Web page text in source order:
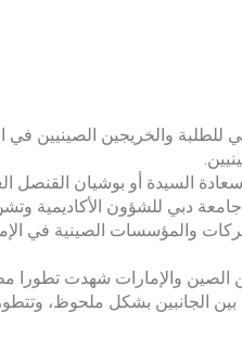
والخريجين الصينيين في
السيدة أو بوشيان القنصل
جامعة دبي للشؤون الأكاديمية
والمؤسسات الصينية في
الصين والإمارات شهدت تطورا
الجانبين بشكل ملحوظ،